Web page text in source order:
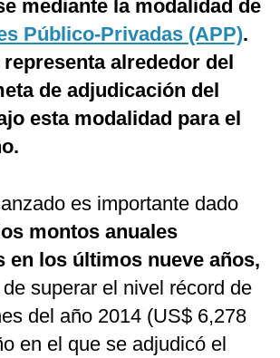
mediante la modalidad de
Público-Privadas (APP).
alrededor del
de adjudicación del
esta modalidad para el
es importante dado
montos anuales
en los últimos nueve años,
superar el nivel récord de
del año 2014 (US$ 6,278
en el que se adjudicó el